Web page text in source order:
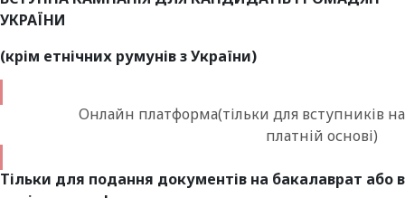
УКРАЇНИ
(крім етнічних румунів з України)
Онлайн платформа(тільки для вступників на
платній основі)
Тільки для подання документів на бакалаврат або в